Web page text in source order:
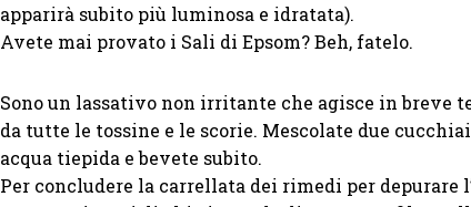
apparirà subito più luminosa e idratata).
Avete mai provato i Sali di Epsom? Beh, fatelo.
Sono un lassativo non irritante che agisce in breve
da tutte le tossine e le scorie. Mescolate due
acqua tiepida e bevete subito.
Per concludere la carrellata dei rimedi per depurare